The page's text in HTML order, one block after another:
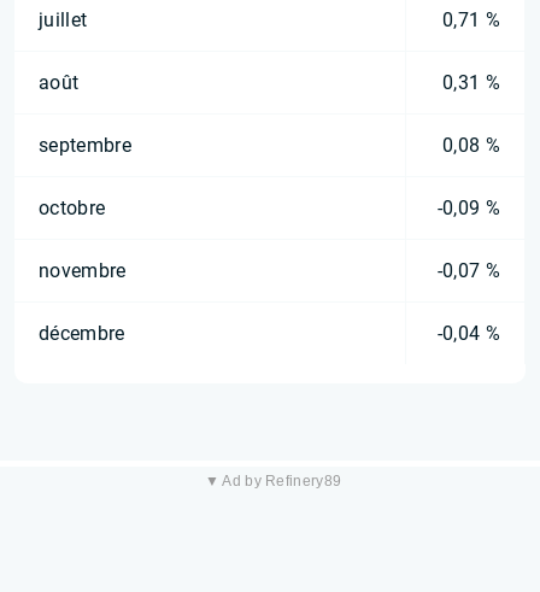
juillet 0,71 %
août 0,31 %
septembre 0,08 %
octobre -0,09 %
novembre -0,07 %
décembre -0,04 %
▼ Ad by Refinery89